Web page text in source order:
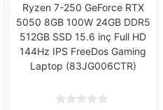
Ryzen 7-250 GeForce RTX
5050 8GB 100W 24GB DDR5
512GB SSD 15.6 inç Full HD
144Hz IPS FreeDos Gaming
Laptop (83JG006CTR)